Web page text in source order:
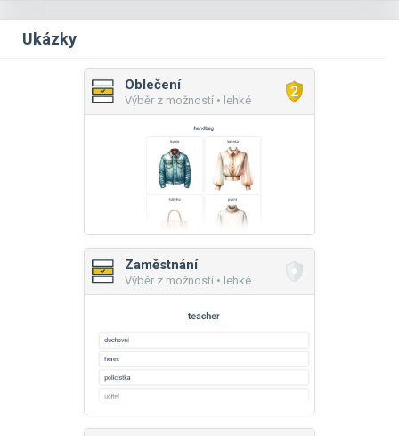
Ukázky
Oblečení
Výběr z možností • lehké
Zaměstnání
Výběr z možností • lehké